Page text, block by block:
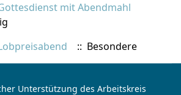
mit Abendmahl
:: Besondere
Unterstützung des Arbeitskreis